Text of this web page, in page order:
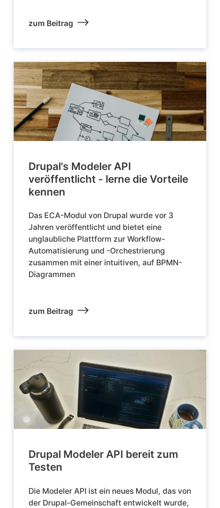
zum Beitrag
Drupal's Modeler API
veröffentlicht - lerne die Vorteile
kennen
Das ECA-Modul von Drupal wurde vor 3
Jahren veröffentlicht und bietet eine
unglaubliche Plattform zur Workflow-
Automatisierung und -Orchestrierung
zusammen mit einer intuitiven, auf BPMN-
Diagrammen
zum Beitrag
Drupal Modeler API bereit zum
Testen
Die Modeler API ist ein neues Modul, das von
der Drupal-Gemeinschaft entwickelt wurde,